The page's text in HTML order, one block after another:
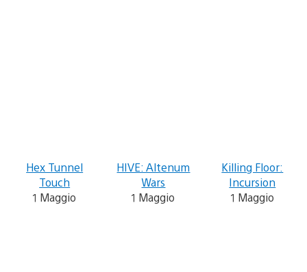
Hex Tunnel
Touch
1 Maggio
HIVE: Altenum
Wars
1 Maggio
Killing Floor:
Incursion
1 Maggio